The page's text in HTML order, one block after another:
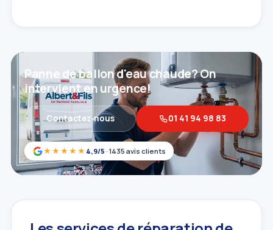
★★★★★ 4,9/5 · 1435 avis clients
Panne de ballon d'eau chaude? On
intervient en urgence!
Contactez‑nous 01 41 94 98 83